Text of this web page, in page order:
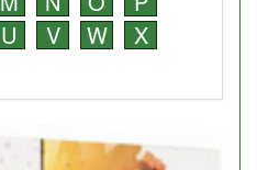
U V W
X